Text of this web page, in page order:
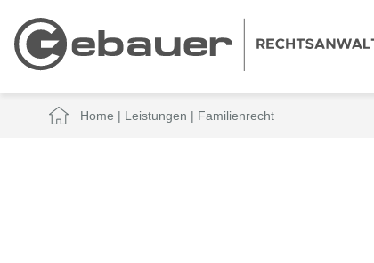
Home | Leistungen | Familienrecht